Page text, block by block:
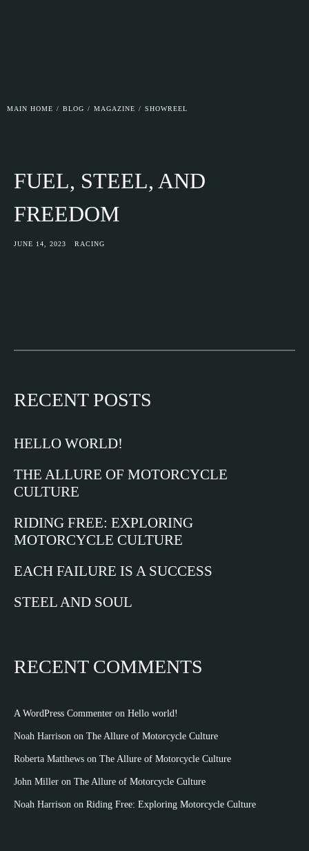
MAIN HOME / BLOG / MAGAZINE / SHOWREEL
FUEL, STEEL, AND
FREEDOM
JUNE 14, 2023 RACING
RECENT POSTS
HELLO WORLD!
THE ALLURE OF MOTORCYCLE
CULTURE
RIDING FREE: EXPLORING
MOTORCYCLE CULTURE
EACH FAILURE IS A SUCCESS
STEEL AND SOUL
RECENT COMMENTS
A WordPress Commenter on Hello world!
Noah Harrison on The Allure of Motorcycle Culture
Roberta Matthews on The Allure of Motorcycle Culture
John Miller on The Allure of Motorcycle Culture
Noah Harrison on Riding Free: Exploring Motorcycle Culture